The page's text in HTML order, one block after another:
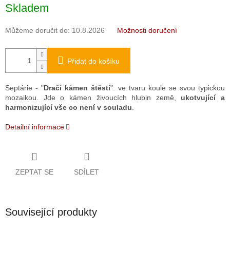
cena:
Skladem
Můžeme doručit do: 10.8.2026 Možnosti doručení
Přidat do košíku
Septárie - "Dračí kámen štěstí". ve tvaru koule se svou typickou
mozaikou. Jde o kámen živoucích hlubin země, ukotvující a
harmonizující vše co není v souladu.
Detailní informace
ZEPTAT SE SDÍLET
Související produkty